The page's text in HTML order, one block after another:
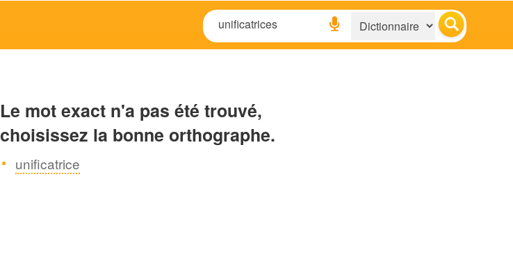
Le mot exact n'a pas été trouvé,
choisissez la bonne orthographe.
unificatrice